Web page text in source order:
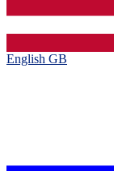
English GB‎